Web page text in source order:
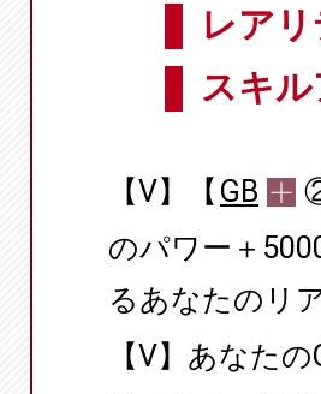
レアリ
スキ
【V】【 GB
のパワー＋
るあなたのリ
【V】あなた